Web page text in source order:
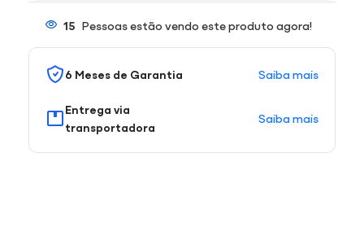
15 Pessoas estão vendo este produto agora!
6 Meses de Garantia Saiba mais
Entrega via
transportadora
Saiba mais